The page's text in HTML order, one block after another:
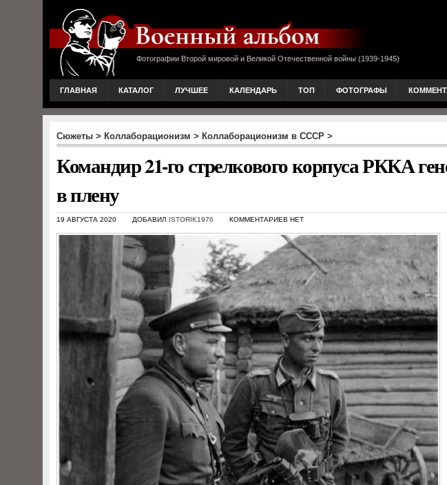
Фотографии Второй мировой и Великой Отечественной войны (1939-1945)
ГЛАВНАЯ КАТАЛОГ ЛУЧШЕЕ КАЛЕНДАРЬ ТОП ФОТОГРАФЫ
Сюжеты > Коллаборационизм > Коллаборационизм в СССР >
Командир 21-го стрелкового корпуса РККА
в плену
19 АВГУСТА 2020 ДОБАВИЛ ISTORIK1976 КОММЕНТАРИЕВ НЕТ